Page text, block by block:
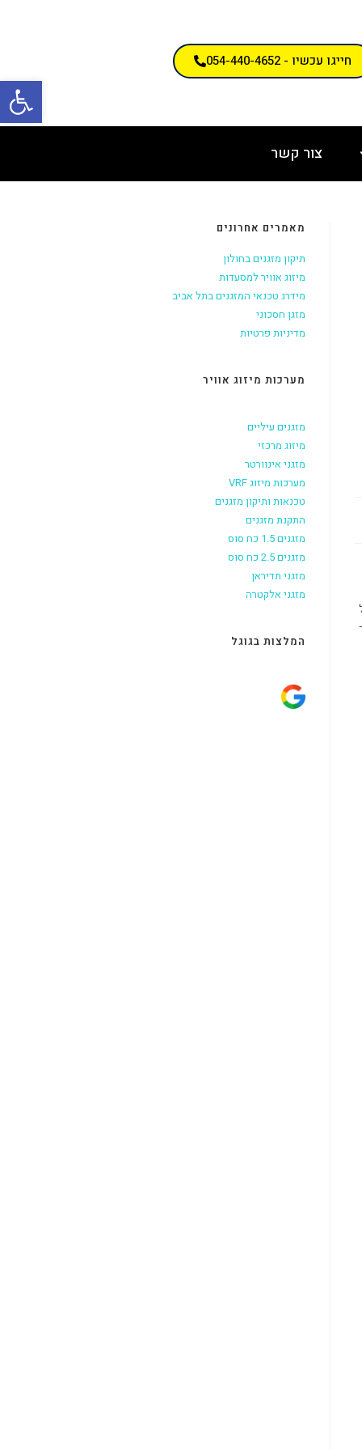
חייגו עכשיו - 054-440-4652
צור קשר
מאמרים אחרונים
תיקון מזגנים בחולון
מיזוג אוויר למסעדות
מידרג טכנאי המזגנים בתל אביב
מזגן חסכוני
מדיניות פרטיות
מערכות מיזוג אוויר
מזגנים עיליים
מיזוג מרכזי
מזגני אינוורטר
מערכות מיזוג VRF
טכנאות ותיקון מזגנים
התקנת מזגנים
מזגנים 1.5 כח סוס
מזגנים 2.5 כח סוס
מזגני תדיראן
מזגני אלקטרה
המלצות בגוגל